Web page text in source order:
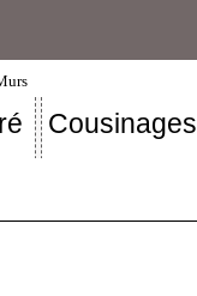
Cousinages